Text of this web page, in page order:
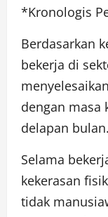
*Kronologis
Berdasarkan
bekerja di
dengan masa
delapan bulan.
Selama
kekerasan
tidak